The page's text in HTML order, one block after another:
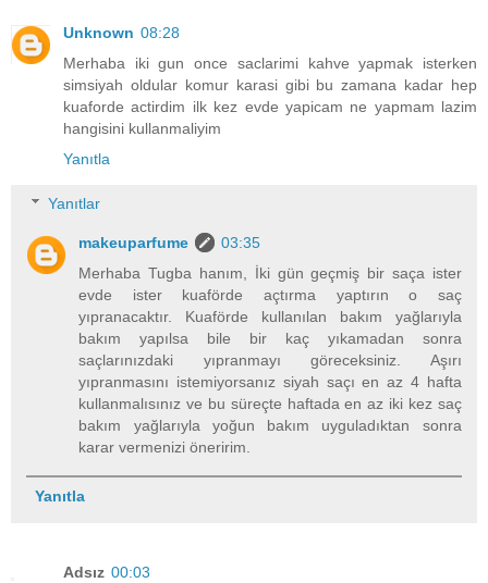
Unknown 08:28
Merhaba iki gun once saclarimi kahve yapmak isterken
simsiyah oldular komur karasi gibi bu zamana kadar hep
kuaforde actirdim ilk kez evde yapicam ne yapmam lazim
hangisini kullanmaliyim
Yanıtla
Yanıtlar
makeuparfume
03:35
Merhaba Tugba hanım, İki gün geçmiş bir saça ister
evde ister kuaförde açtırma yaptırın o saç
yıpranacaktır. Kuaförde kullanılan bakım yağlarıyla
bakım yapılsa bile bir kaç yıkamadan sonra
saçlarınızdaki yıpranmayı göreceksiniz. Aşırı
yıpranmasını istemiyorsanız siyah saçı en az 4 hafta
kullanmalısınız ve bu süreçte haftada en az iki kez saç
bakım yağlarıyla yoğun bakım uyguladıktan sonra
karar vermenizi öneririm.
Yanıtla
Adsız 00:03